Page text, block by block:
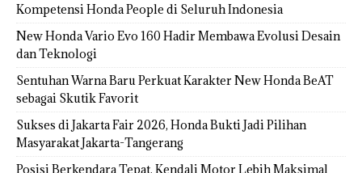
Kompetensi Honda People di Seluruh Indonesia
New Honda Vario Evo 160 Hadir Membawa Evolusi Desain
dan Teknologi
Sentuhan Warna Baru Perkuat Karakter New Honda BeAT
sebagai Skutik Favorit
Sukses di Jakarta Fair 2026, Honda Bukti Jadi Pilihan
Masyarakat Jakarta-Tangerang
Posisi Berkendara Tepat, Kendali Motor Lebih Maksimal